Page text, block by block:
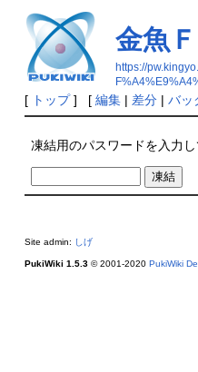
金魚
https://
[ トップ] [ 編集| 差分| バッ
凍結用のパスワードを入力し
Site admin: しげ
PukiWiki 1.5.3© 2001-2020 PukiWiki